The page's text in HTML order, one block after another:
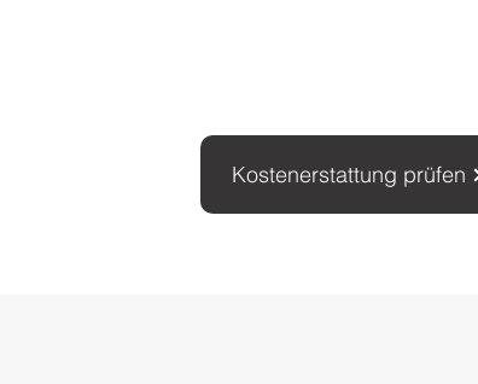
Kostenerstattung prüfen